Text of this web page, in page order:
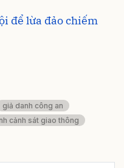
để lừa đảo chiếm
giả danh công an
cảnh sát giao thông